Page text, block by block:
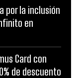
por la inclusión
en
Card con
de descuento